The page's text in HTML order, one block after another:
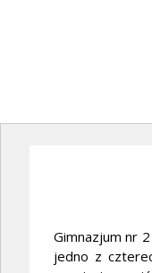
Gimnazjum nr
jedno z